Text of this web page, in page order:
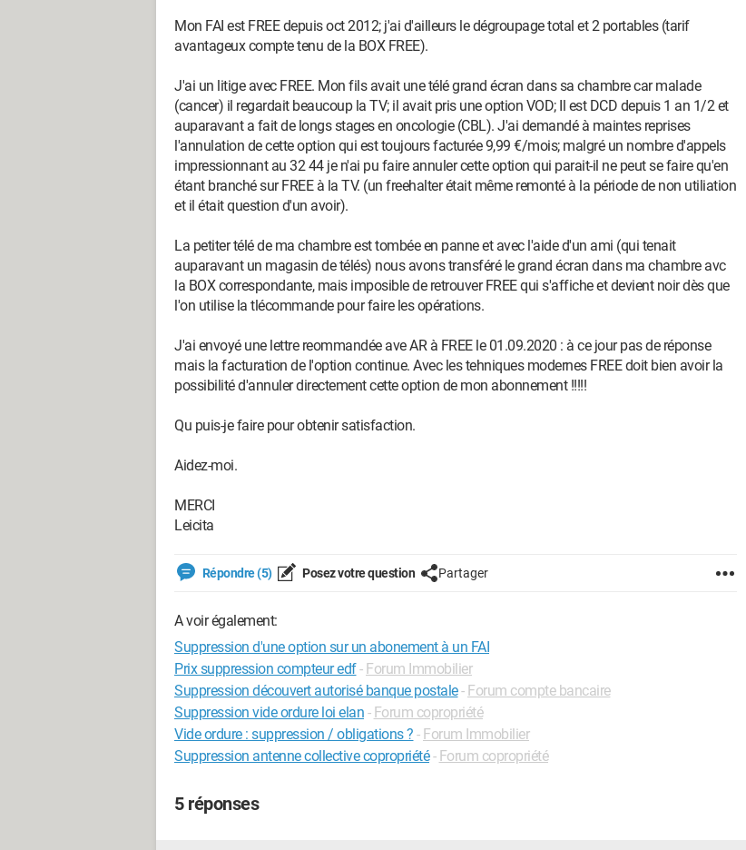
Mon FAI est FREE depuis oct 2012; j'ai d'ailleurs le dégroupage total et 2 portables (tarif
avantageux compte tenu de la BOX FREE).
J'ai un litige avec FREE. Mon fils avait une télé grand écran dans sa chambre car malade
(cancer) il regardait beaucoup la TV; il avait pris une option VOD; Il est DCD depuis 1 an 1/2 et
auparavant a fait de longs stages en oncologie (CBL). J'ai demandé à maintes reprises
l'annulation de cette option qui est toujours facturée 9,99 €/mois; malgré un nombre d'appels
impressionnant au 32 44 je n'ai pu faire annuler cette option qui parait-il ne peut se faire qu'en
étant branché sur FREE à la TV. (un freehalter était même remonté à la période de non utiliation
et il était question d'un avoir).
La petiter télé de ma chambre est tombée en panne et avec l'aide d'un ami (qui tenait
auparavant un magasin de télés) nous avons transféré le grand écran dans ma chambre avc
la BOX correspondante, mais imposible de retrouver FREE qui s'affiche et devient noir dès que
l'on utilise la tlécommande pour faire les opérations.
J'ai envoyé une lettre reommandée ave AR à FREE le 01.09.2020 : à ce jour pas de réponse
mais la facturation de l'option continue. Avec les tehniques modernes FREE doit bien avoir la
possibilité d'annuler directement cette option de mon abonnement !!!!!
Qu puis-je faire pour obtenir satisfaction.
Aidez-moi.
MERCI
Leicita
Répondre (5) Posez votre question Partager
A voir également:
Suppression d'une option sur un abonement à un FAI
Prix suppression compteur edf- Forum Immobilier
Suppression découvert autorisé banque postale- Forum compte bancaire
Suppression vide ordure loi elan - Forum copropriété
Vide ordure : suppression / obligations ? - Forum Immobilier
Suppression antenne collective copropriété - Forum copropriété
5 réponses